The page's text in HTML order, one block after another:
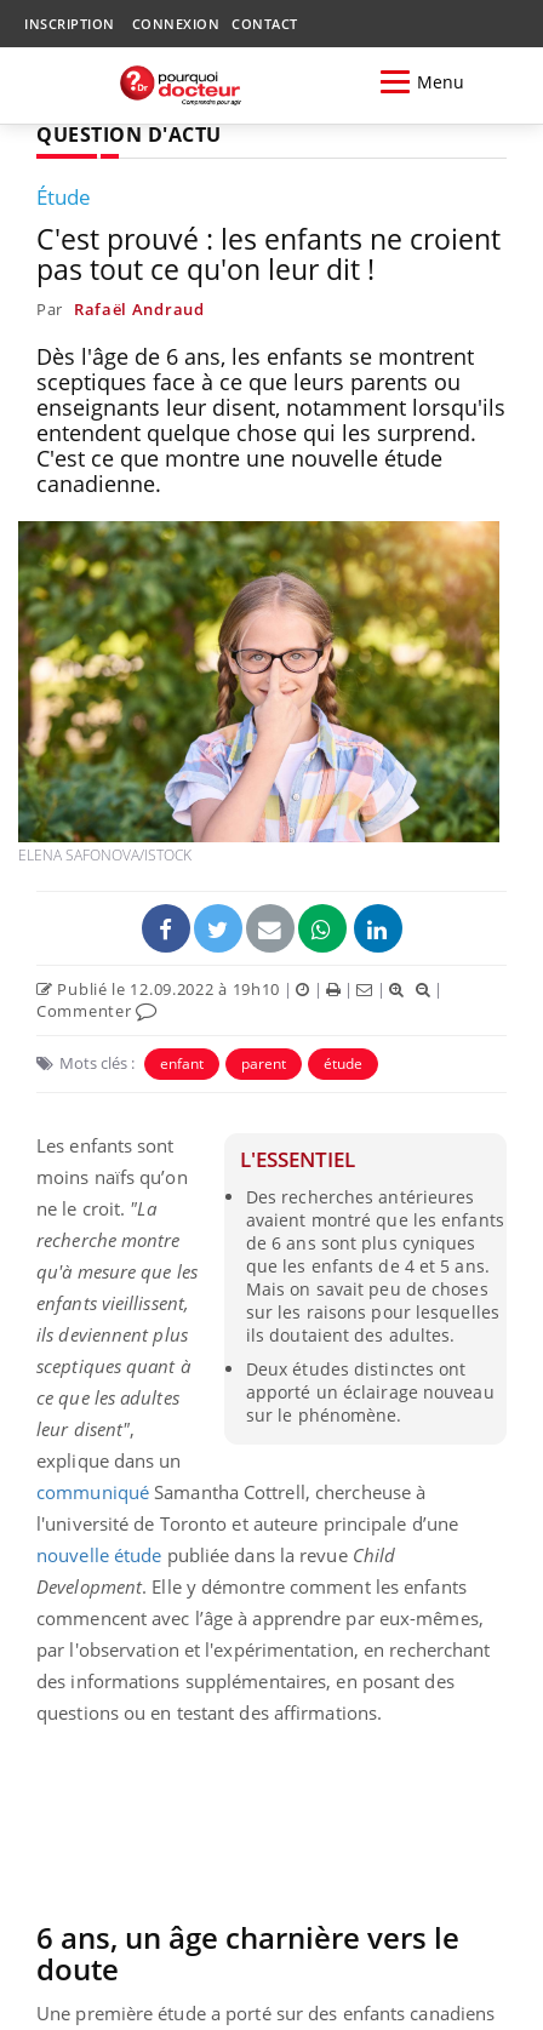
INSCRIPTION CONNEXION CONTACT
Menu
QUESTION D'ACTU
Étude
C'est prouvé : les enfants ne croient
pas tout ce qu'on leur dit !
Par Rafaël Andraud
Dès l'âge de 6 ans, les enfants se montrent
sceptiques face à ce que leurs parents ou
enseignants leur disent, notamment lorsqu'ils
entendent quelque chose qui les surprend.
C'est ce que montre une nouvelle étude
canadienne.
ELENA SAFONOVA/ISTOCK
Publié le 12.09.2022 à 19h10 | | | |
|
Commenter
Mots clés : enfant parent étude
L'ESSENTIEL
Des recherches antérieures
avaient montré que les enfants
de 6 ans sont plus cyniques
que les enfants de 4 et 5 ans.
Mais on savait peu de choses
sur les raisons pour lesquelles
ils doutaient des adultes.
Deux études distinctes ont
apporté un éclairage nouveau
sur le phénomène.
Les enfants sont
moins naïfs qu’on
ne le croit. "La
recherche montre
qu'à mesure que les
enfants vieillissent,
ils deviennent plus
sceptiques quant à
ce que les adultes
leur disent",
explique dans un
communiqué Samantha Cottrell, chercheuse à
l'université de Toronto et auteure principale d’une
nouvelle étude publiée dans la revue Child
Development. Elle y démontre comment les enfants
commencent avec l’âge à apprendre par eux-mêmes,
par l'observation et l'expérimentation, en recherchant
des informations supplémentaires, en posant des
questions ou en testant des affirmations.
6 ans, un âge charnière vers le
doute
Une première étude a porté sur des enfants canadiens